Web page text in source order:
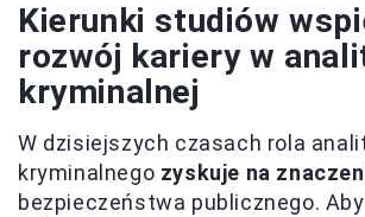
Kierunki studiów
rozwój kariery w
kryminalnej
W dzisiejszych czasach rola
kryminalnego zyskuje na
bezpieczeństwa publicznego.